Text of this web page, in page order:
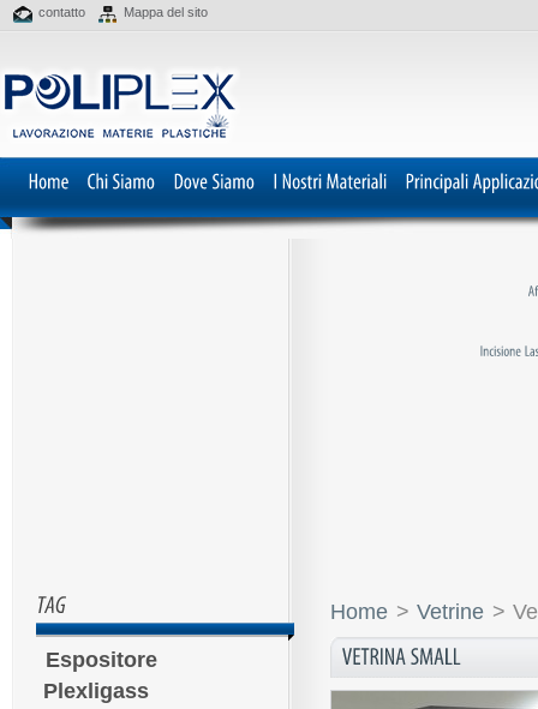
contatto Mappa del sito
Espositore
Plexligass
Home > Vetrine >